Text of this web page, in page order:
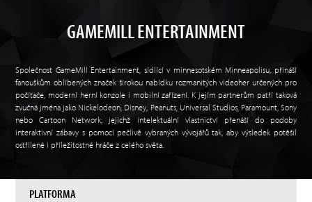
GAMEMILL ENTERTAINMENT
Společnost GameMill Entertainment, sídlící v minnesotském Minneapolisu, přináší
fanouškům oblíbených značek širokou nabídku rozmanitých videoher určených pro
počítače, moderní herní konzole i mobilní zařízení. K jejím partnerům patří taková
zvučná jména jako Nickelodeon, Disney, Peanuts, Universal Studios, Paramount, Sony
nebo Cartoon Network, jejichž intelektuální vlastnictví přenáší do podoby
interaktivní zábavy s pomocí pečlivě vybraných vývojářů tak, aby výsledek potěšil
ostřílené i příležitostné hráče z celého světa.
PLATFORMA